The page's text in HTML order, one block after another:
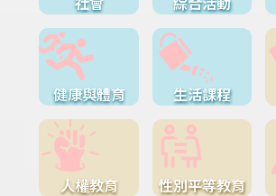
健康與體育 生活課程
人權教育 性別平等教育